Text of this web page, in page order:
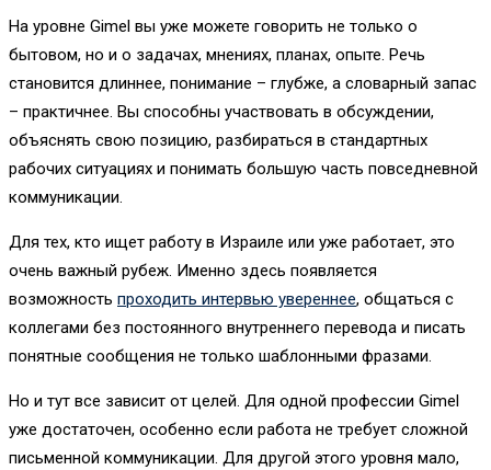
На уровне Gimel вы уже можете говорить не только о
бытовом, но и о задачах, мнениях, планах, опыте. Речь
становится длиннее, понимание – глубже, а словарный запас
– практичнее. Вы способны участвовать в обсуждении,
объяснять свою позицию, разбираться в стандартных
рабочих ситуациях и понимать большую часть повседневной
коммуникации.
Для тех, кто ищет работу в Израиле или уже работает, это
очень важный рубеж. Именно здесь появляется
возможность проходить интервью увереннее, общаться с
коллегами без постоянного внутреннего перевода и писать
понятные сообщения не только шаблонными фразами.
Но и тут все зависит от целей. Для одной профессии Gimel
уже достаточен, особенно если работа не требует сложной
письменной коммуникации. Для другой этого уровня мало,